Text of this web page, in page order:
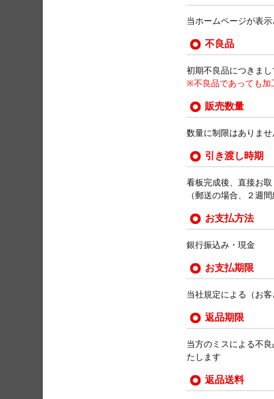
当ホームページが表
不良品
初期不良品につきま
※不良品であっても加
販売数量
数量に制限はありま
引き渡し時期
看板完成後、直接お
（郵送の場合、２週
お支払方法
銀行振込み・現金
お支払期限
当社規定による（お
返品期限
当方のミスによる不
たします
返品送料